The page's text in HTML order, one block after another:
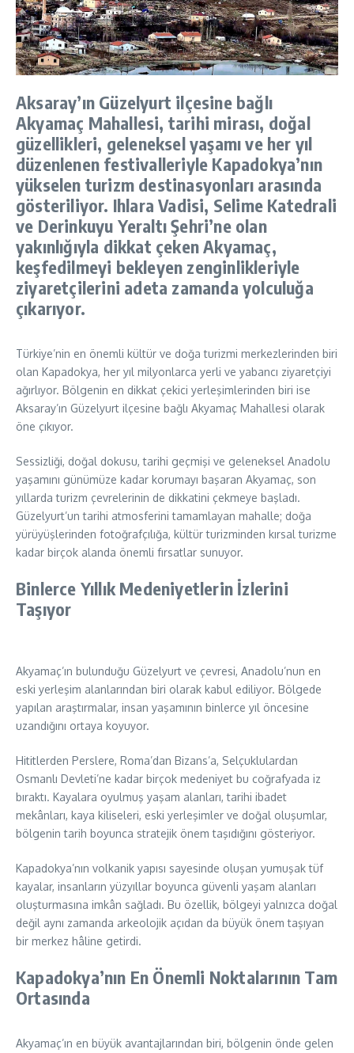
Aksaray’ın Güzelyurt ilçesine bağlı
Akyamaç Mahallesi, tarihi mirası, doğal
güzellikleri, geleneksel yaşamı ve her yıl
düzenlenen festivalleriyle Kapadokya’nın
yükselen turizm destinasyonları arasında
gösteriliyor. Ihlara Vadisi, Selime Katedrali
ve Derinkuyu Yeraltı Şehri’ne olan
yakınlığıyla dikkat çeken Akyamaç,
keşfedilmeyi bekleyen zenginlikleriyle
ziyaretçilerini adeta zamanda yolculuğa
çıkarıyor.
Türkiye’nin en önemli kültür ve doğa turizmi merkezlerinden biri
olan Kapadokya, her yıl milyonlarca yerli ve yabancı ziyaretçiyi
ağırlıyor. Bölgenin en dikkat çekici yerleşimlerinden biri ise
Aksaray’ın Güzelyurt ilçesine bağlı Akyamaç Mahallesi olarak
öne çıkıyor.
Sessizliği, doğal dokusu, tarihi geçmişi ve geleneksel Anadolu
yaşamını günümüze kadar korumayı başaran Akyamaç, son
yıllarda turizm çevrelerinin de dikkatini çekmeye başladı.
Güzelyurt’un tarihi atmosferini tamamlayan mahalle; doğa
yürüyüşlerinden fotoğrafçılığa, kültür turizminden kırsal turizme
kadar birçok alanda önemli fırsatlar sunuyor.
Binlerce Yıllık Medeniyetlerin İzlerini
Taşıyor
Akyamaç’ın bulunduğu Güzelyurt ve çevresi, Anadolu’nun en
eski yerleşim alanlarından biri olarak kabul ediliyor. Bölgede
yapılan araştırmalar, insan yaşamının binlerce yıl öncesine
uzandığını ortaya koyuyor.
Hititlerden Perslere, Roma’dan Bizans’a, Selçuklulardan
Osmanlı Devleti’ne kadar birçok medeniyet bu coğrafyada iz
bıraktı. Kayalara oyulmuş yaşam alanları, tarihi ibadet
mekânları, kaya kiliseleri, eski yerleşimler ve doğal oluşumlar,
bölgenin tarih boyunca stratejik önem taşıdığını gösteriyor.
Kapadokya’nın volkanik yapısı sayesinde oluşan yumuşak tüf
kayalar, insanların yüzyıllar boyunca güvenli yaşam alanları
oluşturmasına imkân sağladı. Bu özellik, bölgeyi yalnızca doğal
değil aynı zamanda arkeolojik açıdan da büyük önem taşıyan
bir merkez hâline getirdi.
Kapadokya’nın En Önemli Noktalarının Tam
Ortasında
Akyamaç’ın en büyük avantajlarından biri, bölgenin önde gelen